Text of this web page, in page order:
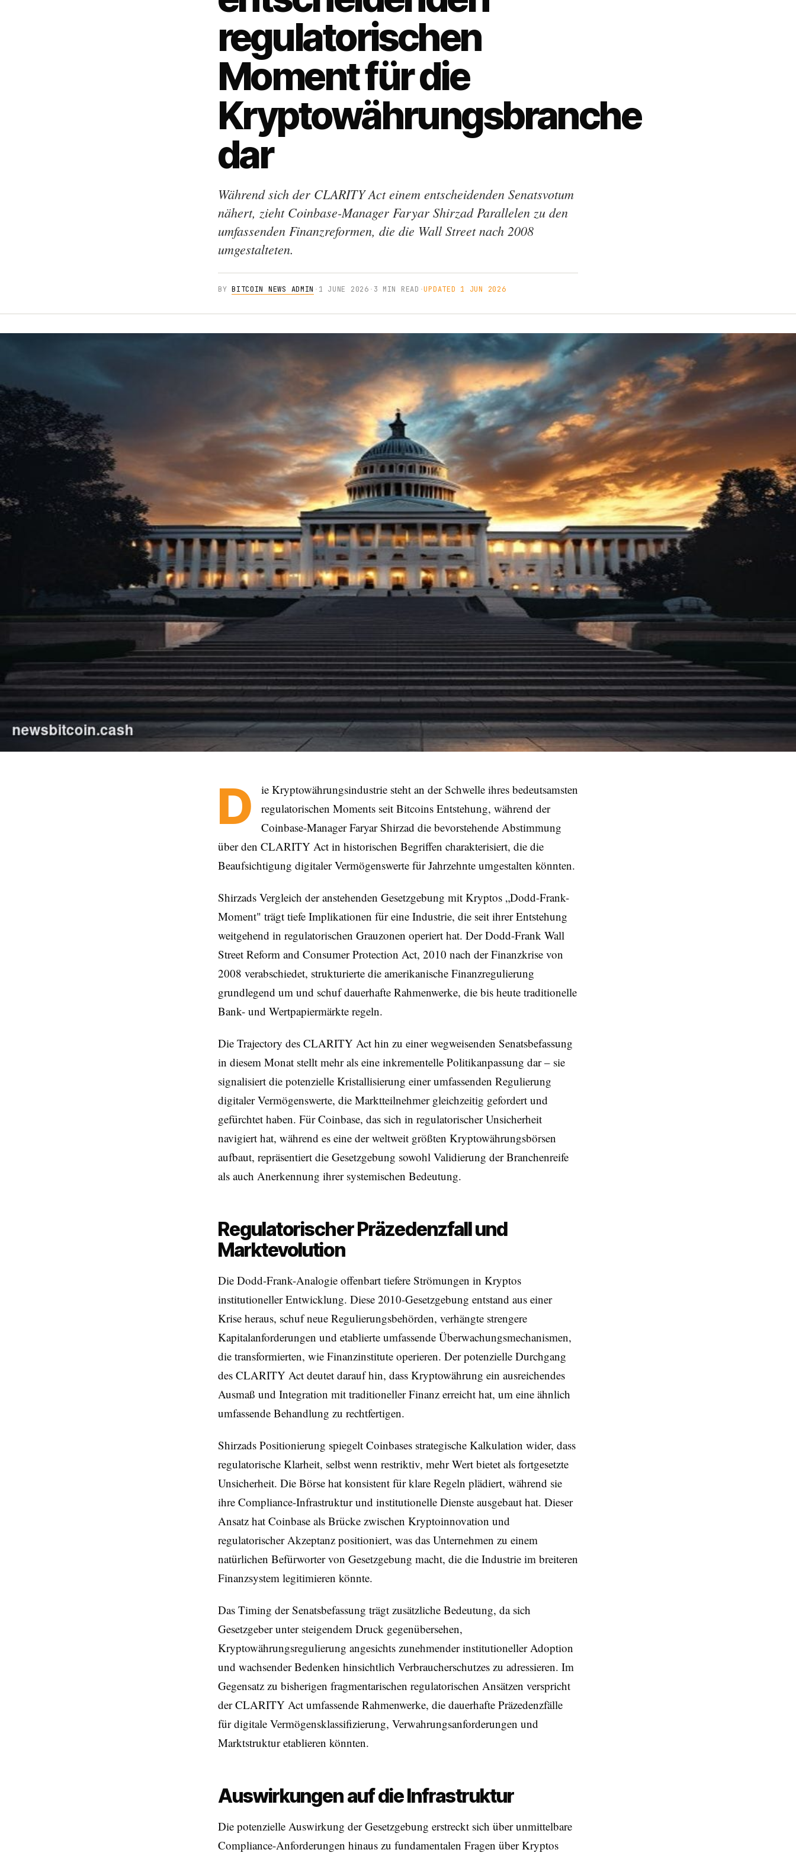
regulatorischen
Moment für die
Kryptowährungsbranche
dar
Während sich der CLARITY Act einem entscheidenden Senatsvotum
nähert, zieht Coinbase-Manager Faryar Shirzad Parallelen zu den
umfassenden Finanzreformen, die die Wall Street nach 2008
umgestalteten.
BYBITCOIN NEWS ADMIN · 1 JUNE 2026 · 3 MIN READ ·UPDATED 1 JUN 2026
D
ie Kryptowährungsindustrie steht an der Schwelle ihres bedeutsamsten
regulatorischen Moments seit Bitcoins Entstehung, während der
Coinbase-Manager Faryar Shirzad die bevorstehende Abstimmung
über den CLARITY Act in historischen Begriffen charakterisiert, die die
Beaufsichtigung digitaler Vermögenswerte für Jahrzehnte umgestalten könnten.
Shirzads Vergleich der anstehenden Gesetzgebung mit Kryptos „Dodd-Frank-
Moment" trägt tiefe Implikationen für eine Industrie, die seit ihrer Entstehung
weitgehend in regulatorischen Grauzonen operiert hat. Der Dodd-Frank Wall
Street Reform and Consumer Protection Act, 2010 nach der Finanzkrise von
2008 verabschiedet, strukturierte die amerikanische Finanzregulierung
grundlegend um und schuf dauerhafte Rahmenwerke, die bis heute traditionelle
Bank- und Wertpapiermärkte regeln.
Die Trajectory des CLARITY Act hin zu einer wegweisenden Senatsbefassung
in diesem Monat stellt mehr als eine inkrementelle Politikanpassung dar – sie
signalisiert die potenzielle Kristallisierung einer umfassenden Regulierung
digitaler Vermögenswerte, die Marktteilnehmer gleichzeitig gefordert und
gefürchtet haben. Für Coinbase, das sich in regulatorischer Unsicherheit
navigiert hat, während es eine der weltweit größten Kryptowährungsbörsen
aufbaut, repräsentiert die Gesetzgebung sowohl Validierung der Branchenreife
als auch Anerkennung ihrer systemischen Bedeutung.
Regulatorischer Präzedenzfall und
Marktevolution
Die Dodd-Frank-Analogie offenbart tiefere Strömungen in Kryptos
institutioneller Entwicklung. Diese 2010-Gesetzgebung entstand aus einer
Krise heraus, schuf neue Regulierungsbehörden, verhängte strengere
Kapitalanforderungen und etablierte umfassende Überwachungsmechanismen,
die transformierten, wie Finanzinstitute operieren. Der potenzielle Durchgang
des CLARITY Act deutet darauf hin, dass Kryptowährung ein ausreichendes
Ausmaß und Integration mit traditioneller Finanz erreicht hat, um eine ähnlich
umfassende Behandlung zu rechtfertigen.
Shirzads Positionierung spiegelt Coinbases strategische Kalkulation wider, dass
regulatorische Klarheit, selbst wenn restriktiv, mehr Wert bietet als fortgesetzte
Unsicherheit. Die Börse hat konsistent für klare Regeln plädiert, während sie
ihre Compliance-Infrastruktur und institutionelle Dienste ausgebaut hat. Dieser
Ansatz hat Coinbase als Brücke zwischen Kryptoinnovation und
regulatorischer Akzeptanz positioniert, was das Unternehmen zu einem
natürlichen Befürworter von Gesetzgebung macht, die die Industrie im breiteren
Finanzsystem legitimieren könnte.
Das Timing der Senatsbefassung trägt zusätzliche Bedeutung, da sich
Gesetzgeber unter steigendem Druck gegenübersehen,
Kryptowährungsregulierung angesichts zunehmender institutioneller Adoption
und wachsender Bedenken hinsichtlich Verbraucherschutzes zu adressieren. Im
Gegensatz zu bisherigen fragmentarischen regulatorischen Ansätzen verspricht
der CLARITY Act umfassende Rahmenwerke, die dauerhafte Präzedenzfälle
für digitale Vermögensklassifizierung, Verwahrungsanforderungen und
Marktstruktur etablieren könnten.
Auswirkungen auf die Infrastruktur
Die potenzielle Auswirkung der Gesetzgebung erstreckt sich über unmittelbare
Compliance-Anforderungen hinaus zu fundamentalen Fragen über Kryptos